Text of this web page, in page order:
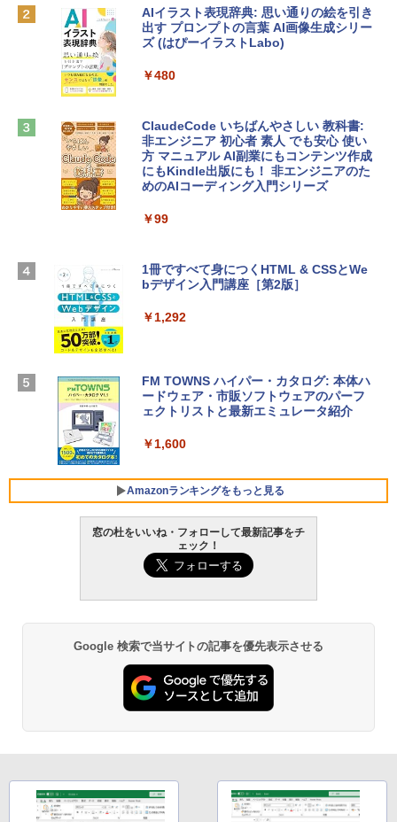
￥119,800
ンケース Dell NEC Lavie ASUS HP dyna
￥2,952
Apple 2026 MacBook Air M5チップ搭載
13インチノートブック：AIとApple Intell
スプレイ、16GBユニファイドメモリ、1
D - シルバー
￥261,414
SSD インテル Core 5
￥129,800
Core i5/16GB/SSD 512GB/ホワイト) FM
VWK3E15W_AZ
￥139,880
Robloxギフトカード - 1000 Robux 【限
定バーチャルアイテムを含む】 【オンラ
ラインコード版
Microsoft Office Home & Business 202
4(最新 永続版)|オンラインコード版|Wind
ows11、10/mac対応|PC2台
￥39,582
Robloxギフトカード - 2,000 Robux 【限
定バーチャルアイテムを含む】 【オンラ
ラインコード版
Windows版 | Minecraft (マインクラフ
ト): Java & Bedrock Edition | オンライ
AIイラスト表現辞典: 思い通りの絵を引き
出す プロンプトの言葉 AI画像生成シリー
ズ (はぴーイラストLabo)
￥480
ClaudeCode いちばんやさしい 教科書:
非エンジニア 初心者 素人 でも安心 使い
方 マニュアル AI副業にもコンテンツ作成
にもKindle出版にも！ 非エンジニアのた
めのAIコーディング入門シリーズ
￥99
1冊ですべて身につくHTML & CSSとWe
bデザイン入門講座［第2版］
￥1,292
FM TOWNS ハイパー・カタログ: 本体ハ
ードウェア・市販ソフトウェアのパーフ
ェクトリストと最新エミュレータ紹介
￥1,600
Amazonランキングをもっと見る
Amazon Kindle Paperwhite (16GB) 7イ
ンチディスプレイ、色調調節ライト、12
￥22,980
Amazon Kindle - 目に優しい、かさばら
ない、大きな画面で読みやすい、6週間持
書籍リーダー、ブラック、16GB、広告な
￥16,980
窓の杜をいいね・フォローして最新記事をチ
ェック！
Google 検索で当サイトの記事を優先表示させる